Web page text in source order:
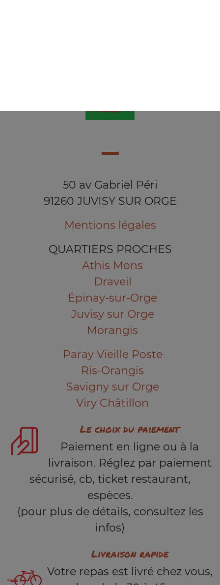
50 av Gabriel Péri
91260 JUVISY SUR ORGE
Mentions légales
QUARTIERS PROCHES
Athis Mons
Draveil
Épinay-sur-Orge
Juvisy sur Orge
Morangis
Paray Vieille Poste
Ris-Orangis
Savigny sur Orge
Viry Châtillon
Le choix du paiement
Paiement en ligne ou à la
livraison. Réglez par paiement
sécurisé, cb, ticket restaurant,
espèces.
(pour plus de détails, consultez les
infos)
Livraison rapide
Votre repas est livré chez vous,